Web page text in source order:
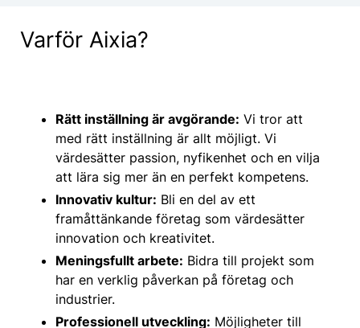
Varför Aixia?
Rätt inställning är avgörande: Vi tror att
med rätt inställning är allt möjligt. Vi
värdesätter passion, nyfikenhet och en vilja
att lära sig mer än en perfekt kompetens.
Innovativ kultur: Bli en del av ett
framåttänkande företag som värdesätter
innovation och kreativitet.
Meningsfullt arbete: Bidra till projekt som
har en verklig påverkan på företag och
industrier.
Professionell utveckling: Möjligheter till